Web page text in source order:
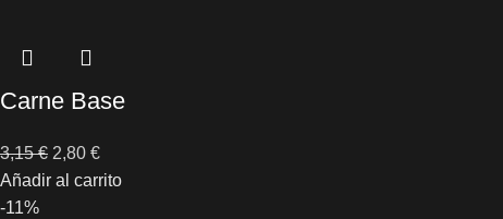
Carne Base
3,15€ 2,80 €
Añadir al carrito
-11%